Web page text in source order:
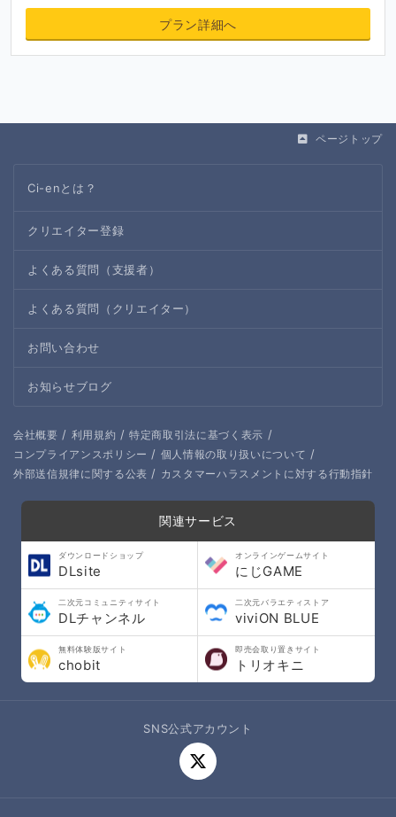
プラン詳細へ
ページトップ
Ci-enとは？
クリエイター登録
よくある質問（支援者）
よくある質問（クリエイター）
お問い合わせ
お知らせブログ
会社概要 / 利用規約 / 特定商取引法に基づく表示 /
コンプライアンスポリシー / 個人情報の取り扱いについて /
外部送信規律に関する公表 / カスタマーハラスメントに対する行動指針
関連サービス
ダウンロードショップ
DLsite
オンラインゲームサイト
にじGAME
二次元コミュニティサイト
DLチャンネル
二次元バラエティストア
viviON BLUE
無料体験版サイト
chobit
即売会取り置きサイト
トリオキニ
SNS公式アカウント